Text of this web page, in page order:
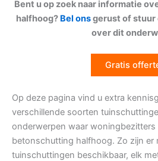
Bent u op zoek naar informatie
halfhoog? Bel onsgerust of stuur
over dit
Gratis
Op deze pagina vind u extra
verschillende soorten
onderwerpen waar
betonschutting halfhoog. Zo zijn er
tuinschuttingen beschikbaar, elk